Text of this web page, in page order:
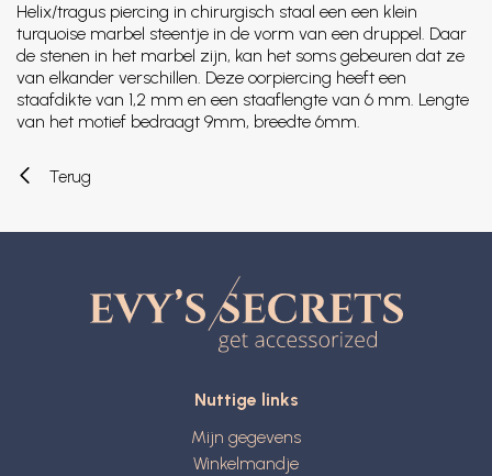
Helix/tragus piercing in chirurgisch staal een een klein
turquoise marbel steentje in de vorm van een druppel. Daar
de stenen in het marbel zijn, kan het soms gebeuren dat ze
van elkander verschillen. Deze oorpiercing heeft een
staafdikte van 1,2 mm en een staaflengte van 6 mm. Lengte
van het motief bedraagt 9mm, breedte 6mm.
Terug
Nuttige links
Mijn gegevens
Winkelmandje